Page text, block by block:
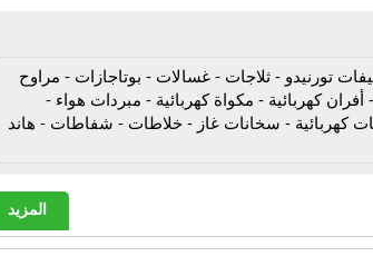
تورنيدو - ثلاجات - غسالات - بوتاجازات - مراوح
كهربائية - مكواة كهربائية - مبردات هواء -
كهربائية - سخانات غاز - خلاطات - شفاطات - هاند
المزيد